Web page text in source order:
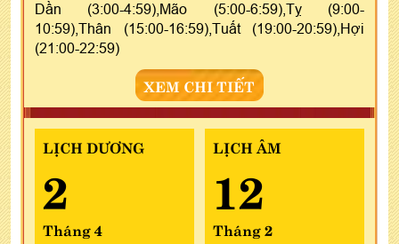
Dần (3:00-4:59),Mão (5:00-6:59),Tỵ (9:00-
10:59),Thân (15:00-16:59),Tuất (19:00-20:59),Hợi
(21:00-22:59)
XEM CHI TIẾT
LỊCH DƯƠNG
2
Tháng 4
LỊCH ÂM
12
Tháng 2